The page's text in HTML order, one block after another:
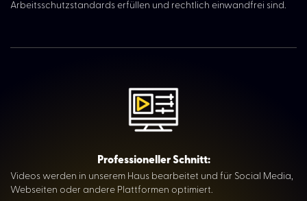
Arbeitsschutzstandards erfüllen und rechtlich einwandfrei sind.
Professioneller Schnitt:
Videos werden in unserem Haus bearbeitet und für Social Media,
Webseiten oder andere Plattformen optimiert.